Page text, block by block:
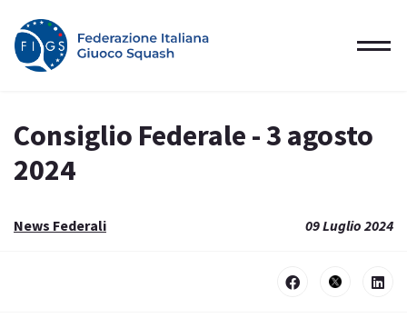
Consiglio Federale - 3 agosto
2024
News Federali 09 Luglio 2024